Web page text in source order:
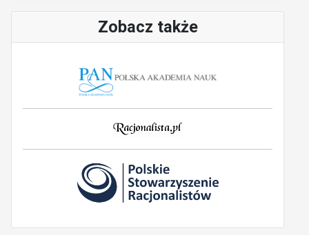
Zobacz także